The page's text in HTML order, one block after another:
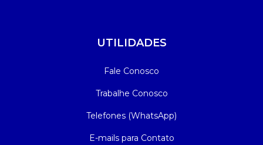
UTILIDADES
Fale Conosco
Trabalhe Conosco
Telefones (WhatsApp)
E-mails para Contato